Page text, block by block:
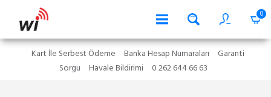
0
Kart İle Serbest Ödeme Banka Hesap Numaraları
Garanti
Sorgu
Havale Bildirimi 0 262 644 66 63